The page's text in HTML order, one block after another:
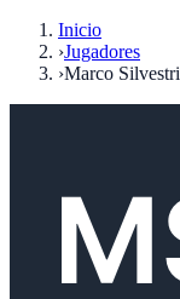
Inicio
›Jugadores
›Marco Silvestri